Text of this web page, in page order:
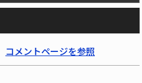
コメントページを参照